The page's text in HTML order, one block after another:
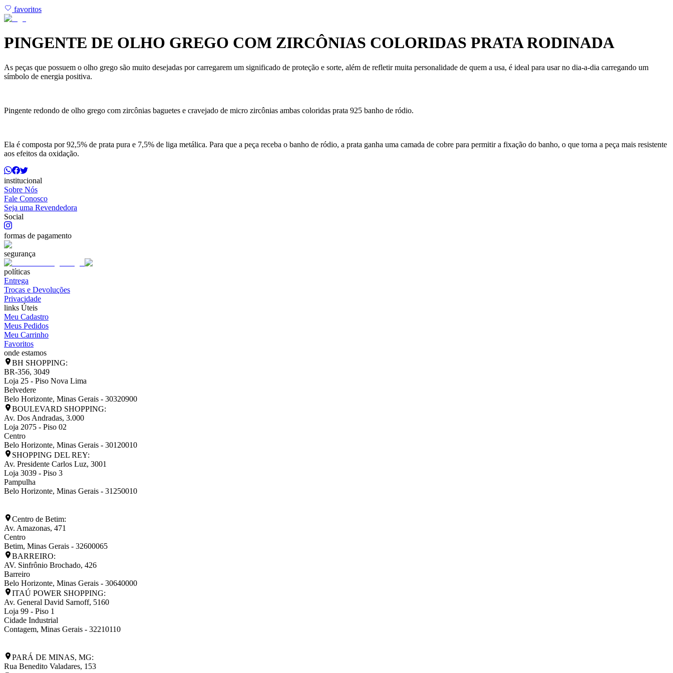
favoritos
PINGENTE DE OLHO GREGO COM ZIRCÔNIAS COLORIDAS PRATA RODINADA
As peças que possuem o olho grego são muito desejadas por carregarem um significado de proteção e sorte, além de refletir muita personalidade de quem a usa, é ideal para usar no dia-a-dia carregando um
símbolo de energia positiva.
Pingente redondo de olho grego com zircônias baguetes e cravejado de micro zircônias ambas coloridas prata 925 banho de ródio.
Ela é composta por 92,5% de prata pura e 7,5% de liga metálica. Para que a peça receba o banho de ródio, a prata ganha uma camada de cobre para permitir a fixação do banho, o que torna a peça mais resistente
aos efeitos da oxidação.
institucional
Sobre Nós
Fale Conosco
Seja uma Revendedora
Social
formas de pagamento
segurança
políticas
Entrega
Trocas e Devoluções
Privacidade
links Úteis
Meu Cadastro
Meus Pedidos
Meu Carrinho
Favoritos
onde estamos
BH SHOPPING:
BR-356, 3049
Loja 25 - Piso Nova Lima
Belvedere
Belo Horizonte, Minas Gerais - 30320900
BOULEVARD SHOPPING:
Av. Dos Andradas, 3.000
Loja 2075 - Piso 02
Centro
Belo Horizonte, Minas Gerais - 30120010
SHOPPING DEL REY:
Av. Presidente Carlos Luz, 3001
Loja 3039 - Piso 3
Pampulha
Belo Horizonte, Minas Gerais - 31250010
Centro de Betim:
Av. Amazonas, 471
Centro
Betim, Minas Gerais - 32600065
BARREIRO:
AV. Sinfrônio Brochado, 426
Barreiro
Belo Horizonte, Minas Gerais - 30640000
ITAÚ POWER SHOPPING:
Av. General David Sarnoff, 5160
Loja 99 - Piso 1
Cidade Industrial
Contagem, Minas Gerais - 32210110
PARÁ DE MINAS, MG:
Rua Benedito Valadares, 153